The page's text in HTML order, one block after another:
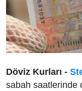
Döviz Kurları -
sabah saatlerinde